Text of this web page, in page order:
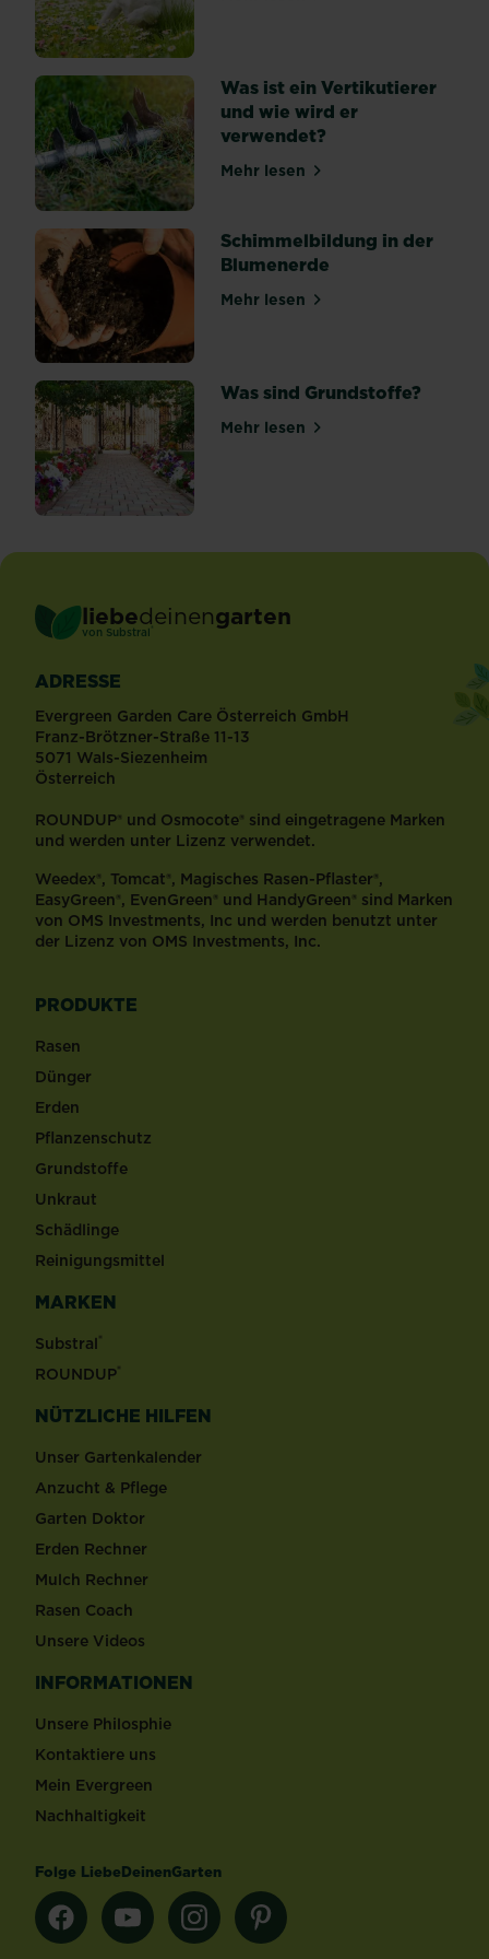
ist.
Durch
seine
Schwamm-
ähnliche...
Was ist ein Vertikutierer
und wie wird er
verwendet?
Mehr lesenüber Was ist ein
Schimmelbildung in der
Blumenerde
Mehr lesenüber Schimmelbildung in
Was sind Grundstoffe?
Mehr lesenüber Was sind Grundstoffe?
liebedeinengarten
von Substral ®
ADRESSE
Evergreen Garden Care Österreich GmbH
Franz-Brötzner-Straße 11-13
5071 Wals-Siezenheim
Österreich
ROUNDUP® und Osmocote® sind eingetragene Marken
und werden unter Lizenz verwendet.
Weedex®, Tomcat®, Magisches Rasen-Pflaster®,
EasyGreen®, EvenGreen® und HandyGreen® sind Marken
von OMS Investments, Inc und werden benutzt unter
der Lizenz von OMS Investments, Inc.
PRODUKTE
Rasen
Dünger
Erden
Pflanzenschutz
Grundstoffe
Unkraut
Schädlinge
Reinigungsmittel
MARKEN
Substral®
ROUNDUP®
NÜTZLICHE HILFEN
Unser Gartenkalender
Anzucht & Pflege
Garten Doktor
Erden Rechner
Mulch Rechner
Rasen Coach
Unsere Videos
INFORMATIONEN
Unsere Philosphie
Kontaktiere uns
Mein Evergreen
Nachhaltigkeit
Folge LiebeDeinenGarten